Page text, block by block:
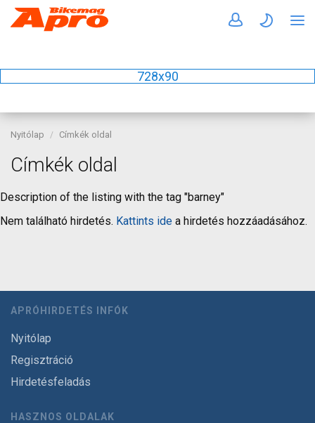
728x90
Nyitólap Címkék oldal
Címkék oldal
Description of the listing with the tag "barney"
Nem található hirdetés. Kattints ide a hirdetés hozzáadásához.
APRÓHIRDETÉS INFÓK
Nyitólap
Regisztráció
Hirdetésfeladás
HASZNOS OLDALAK